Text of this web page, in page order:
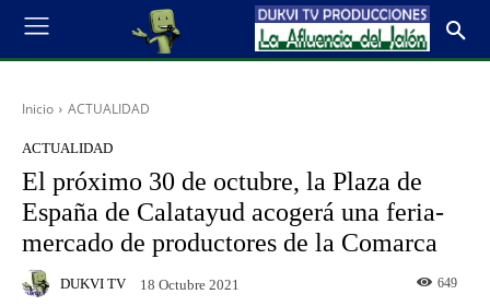
Inicio ACTUALIDAD
ACTUALIDAD
El próximo 30 de octubre, la Plaza de
España de Calatayud acogerá una feria-
mercado de productores de la Comarca
DUKVI TV 18 Octubre 2021 649